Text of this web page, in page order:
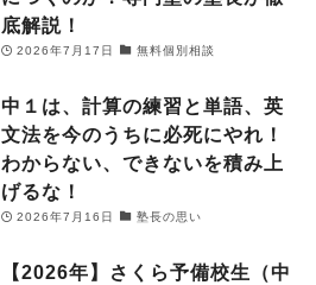
底解説！
2026年7月17日 無料個別相談
中１は、計算の練習と単語、英
文法を今のうちに必死にやれ！
わからない、できないを積み上
げるな！
2026年7月16日 塾長の思い
【2026年】さくら予備校生（中